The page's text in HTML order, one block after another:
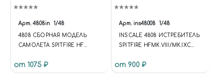
Арт. 4808in 1/48
4808 СБОРНАЯ МОДЕЛЬ
САМОЛЕТА SPITFIRE HF
ИСТРЕБИТЕЛЬ RAF 4
ВАРИАНТА
от 1075 ₽
Арт. ins48008 1/48
INSCALE 4808 ИСТРЕБИТЕЛЬ
SPITFIRE HFMK.VIII/MK.IXC
от 900 ₽